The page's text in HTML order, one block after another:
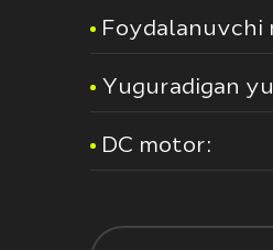
Foydalanuvchi
Yuguradigan
DC motor: